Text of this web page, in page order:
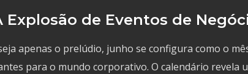
Explosão de Eventos de
apenas o prelúdio, junho se configura como o
para o mundo corporativo. O calendário revela